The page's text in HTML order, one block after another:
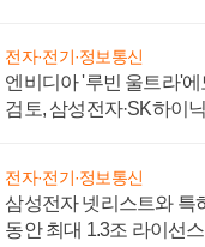
전자·전기·정보통신
엔비디아 '루빈 울트라'에
검토, 삼성전자·SK하이
전자·전기·정보통신
삼성전자 넷리스트와 특
동안 최대 1.3조 라이선